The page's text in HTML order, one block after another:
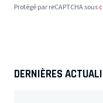
Protégé par reCAPTCHA sous
DERNIÈRES